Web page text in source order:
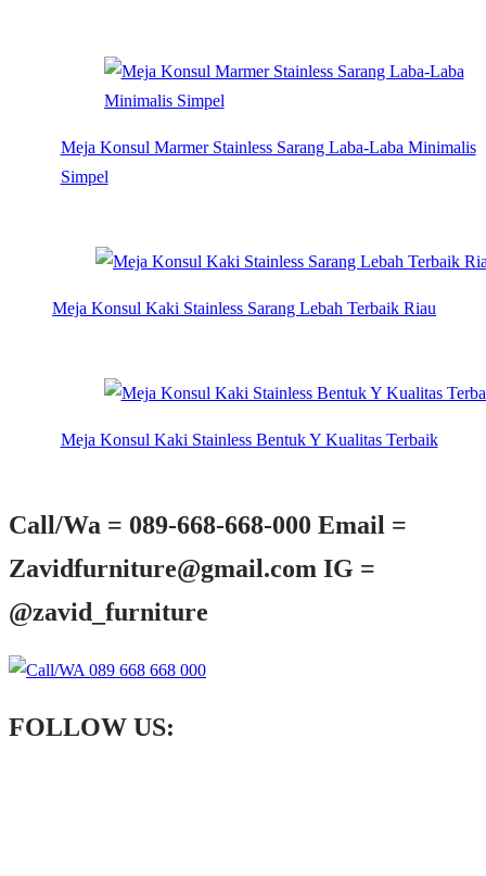
Meja Konsul Marmer Stainless Sarang Laba-Laba Minimalis
Simpel
Meja Konsul Kaki Stainless Sarang Lebah Terbaik Riau
Meja Konsul Kaki Stainless Bentuk Y Kualitas Terbaik
Call/Wa = 089-668-668-000 Email =
Zavidfurniture@gmail.com IG =
@zavid_furniture
FOLLOW US: